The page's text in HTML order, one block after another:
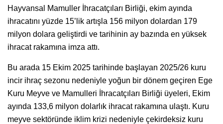
Hayvansal Mamuller İhracatçıları Birliği, ekim ayında
ihracatını yüzde 15’lik artışla 156 milyon dolardan 179
milyon dolara geliştirdi ve tarihinin ay bazında en yüksek
ihracat rakamına imza attı.
Bu arada 15 Ekim 2025 tarihinde başlayan 2025/26 kuru
incir ihraç sezonu nedeniyle yoğun bir dönem geçiren Ege
Kuru Meyve ve Mamulleri İhracatçıları Birliği üyeleri, Ekim
ayında 133,6 milyon dolarlık ihracat rakamına ulaştı. Kuru
meyve sektöründe iklim krizi nedeniyle çekirdeksiz kuru